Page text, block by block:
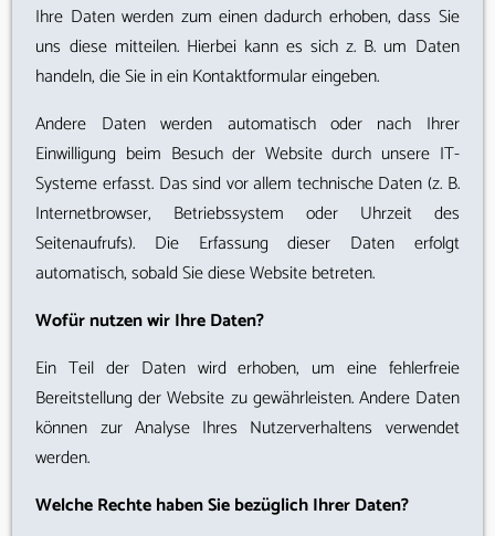
Ihre Daten werden zum einen dadurch erhoben, dass Sie
uns diese mitteilen. Hierbei kann es sich z. B. um Daten
handeln, die Sie in ein Kontaktformular eingeben.
Andere Daten werden automatisch oder nach Ihrer
Einwilligung beim Besuch der Website durch unsere IT-
Systeme erfasst. Das sind vor allem technische Daten (z. B.
Internetbrowser, Betriebssystem oder Uhrzeit des
Seitenaufrufs). Die Erfassung dieser Daten erfolgt
automatisch, sobald Sie diese Website betreten.
Wofür nutzen wir Ihre Daten?
Ein Teil der Daten wird erhoben, um eine fehlerfreie
Bereitstellung der Website zu gewährleisten. Andere Daten
können zur Analyse Ihres Nutzerverhaltens verwendet
werden.
Welche Rechte haben Sie bezüglich Ihrer Daten?